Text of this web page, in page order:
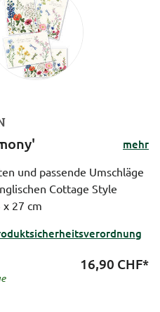
mehr
und passende Umschläge
Cottage Style
27 cm
16,90 CHF*